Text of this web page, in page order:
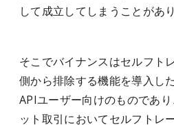
して成立してしまうことがあり
そこでバイナンスはセルフト
側から排除する機能を導入し
APIユーザー向けのものであ
ット取引においてセルフトレ